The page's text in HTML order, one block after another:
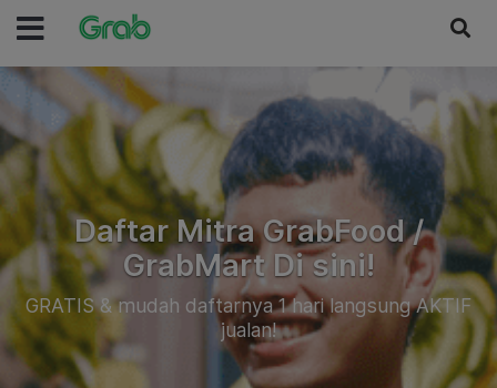
Daftar Mitra GrabFood /
GrabMart Di sini!
GRATIS & mudah daftarnya 1 hari langsung AKTIF
jualan!